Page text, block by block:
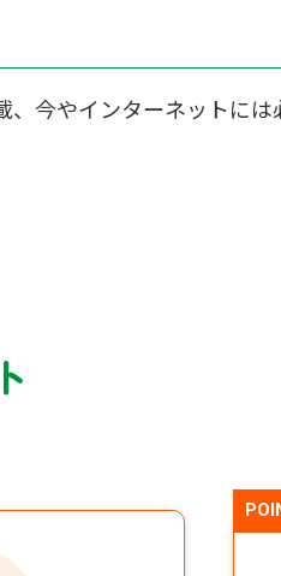
今やインターネットに